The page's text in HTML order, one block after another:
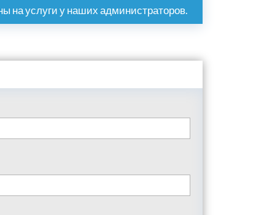
на услуги у наших администраторов.